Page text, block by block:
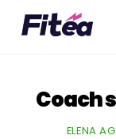
Coach
ELENA